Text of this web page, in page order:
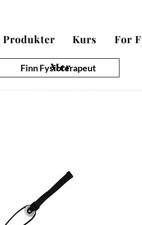
Finn Fysioterapeut
Produkter Kurs For
Mer